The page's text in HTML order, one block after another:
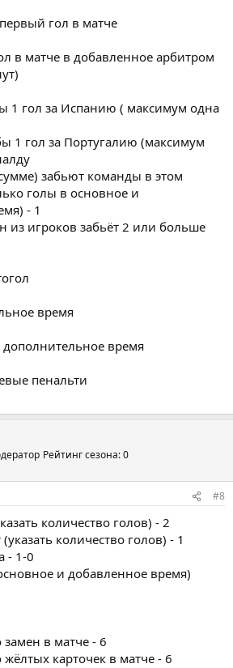
гол в матче
в матче в добавленное арбитром
1 гол за Испанию ( максимум одна
1 гол за Португалию (максимум
забьют команды в этом
голы в основное и
- 1
из игроков забьёт 2 или больше
время
дополнительное время
пенальти
Рейтинг сезона: 0
#8
количество голов) - 2
количество голов) - 1
- 1-0
и добавленное время)
в матче - 6
карточек в матче - 6